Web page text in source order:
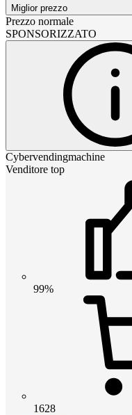
Miglior prezzo
Prezzo normale
SPONSORIZZATO
Cybervendingmachine
Venditore top
99%
1628